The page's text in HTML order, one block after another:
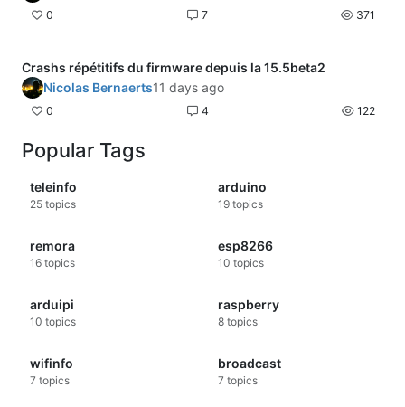
0 7 371
Crashs répétitifs du firmware depuis la 15.5beta2
Nicolas Bernaerts11 days ago
0 4 122
Popular Tags
teleinfo
25 topics
arduino
19 topics
remora
16 topics
esp8266
10 topics
arduipi
10 topics
raspberry
8 topics
wifinfo
7 topics
broadcast
7 topics